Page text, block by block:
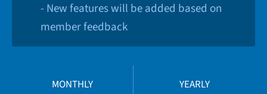
- New features will be added based on
member feedback
MONTHLY YEARLY